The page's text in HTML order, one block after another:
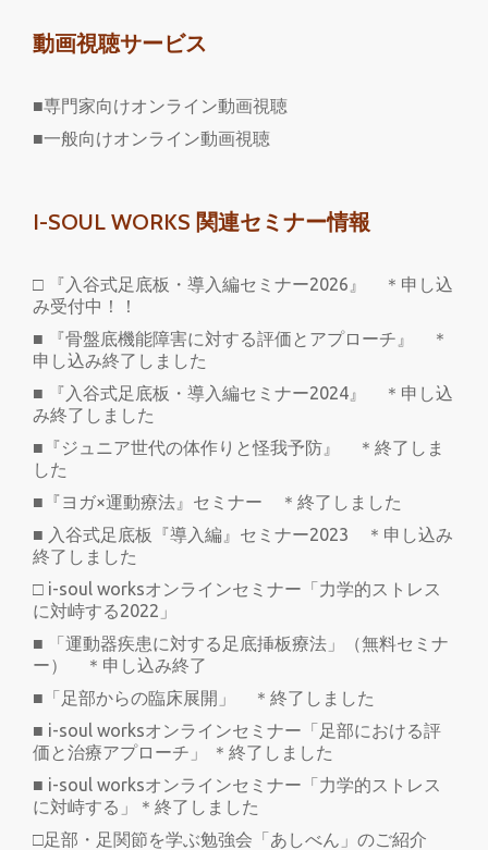
動画視聴サービス
■専門家向けオンライン動画視聴
■一般向けオンライン動画視聴
I-SOUL WORKS 関連セミナー情報
□ 『入谷式足底板・導入編セミナー2026』 ＊申し込
み受付中！！
■ 『骨盤底機能障害に対する評価とアプローチ』 ＊
申し込み終了しました
■ 『入谷式足底板・導入編セミナー2024』 ＊申し込
み終了しました
■『ジュニア世代の体作りと怪我予防』 ＊終了しま
した
■『ヨガ×運動療法』セミナー ＊終了しました
■ 入谷式足底板『導入編』セミナー2023 ＊申し込み
終了しました
□ i-soul worksオンラインセミナー「力学的ストレス
に対峙する2022」
■ 「運動器疾患に対する足底挿板療法」（無料セミナ
ー） ＊申し込み終了
■「足部からの臨床展開」 ＊終了しました
■ i-soul worksオンラインセミナー「足部における評
価と治療アプローチ」 ＊終了しました
■ i-soul worksオンラインセミナー「力学的ストレス
に対峙する」＊終了しました
□足部・足関節を学ぶ勉強会「あしべん」のご紹介